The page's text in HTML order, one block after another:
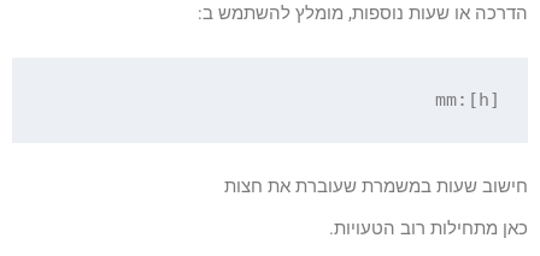
הדרכה או שעות נוספות, מומלץ להשתמש ב:
[h]:mm
חישוב שעות במשמרת שעוברת את חצות
כאן מתחילות רוב הטעויות.